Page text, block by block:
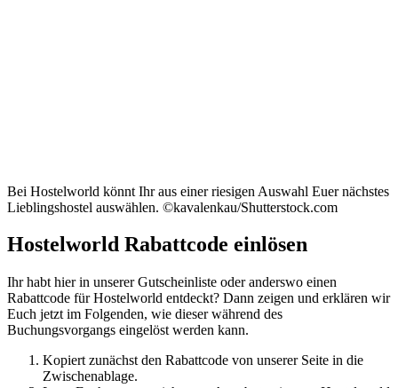
Bei Hostelworld könnt Ihr aus einer riesigen Auswahl Euer nächstes
Lieblingshostel auswählen. ©kavalenkau/Shutterstock.com
Hostelworld Rabattcode einlösen
Ihr habt hier in unserer Gutscheinliste oder anderswo einen
Rabattcode für Hostelworld entdeckt? Dann zeigen und erklären wir
Euch jetzt im Folgenden, wie dieser während des
Buchungsvorgangs eingelöst werden kann.
Kopiert zunächst den Rabattcode von unserer Seite in die
Zwischenablage.